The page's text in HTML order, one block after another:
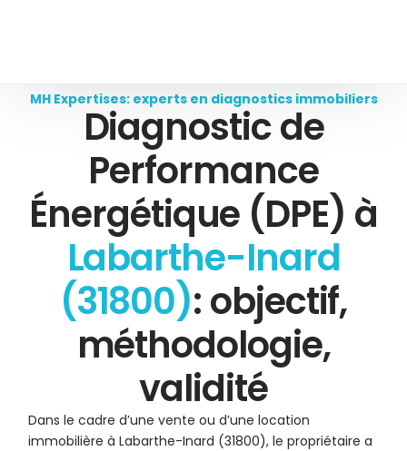
MH Expertises: experts en diagnostics immobiliers
Diagnostic de
Performance
Énergétique (DPE) à
Labarthe-Inard
(31800): objectif,
méthodologie,
validité
Dans le cadre d’une vente ou d’une location
immobilière à Labarthe-Inard (31800), le propriétaire a